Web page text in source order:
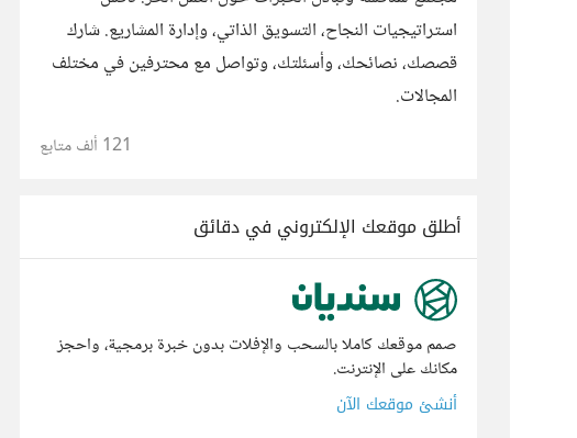
استراتيجيات النجاح، التسويق الذاتي، وإدارة المشاريع. شارك
قصصك، نصائحك، وأسئلتك، وتواصل مع محترفين في مختلف
المجالات.
121 ألف متابع
أطلق موقعك الإلكتروني في دقائق
صمم موقعك كاملا بالسحب والإفلات بدون خبرة برمجية، واحجز
مكانك على الإنترنت.
أنشئ موقعك الآن